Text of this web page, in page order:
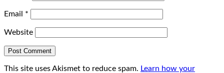
Email *
Website
This site uses Akismet to reduce spam. Learn how your